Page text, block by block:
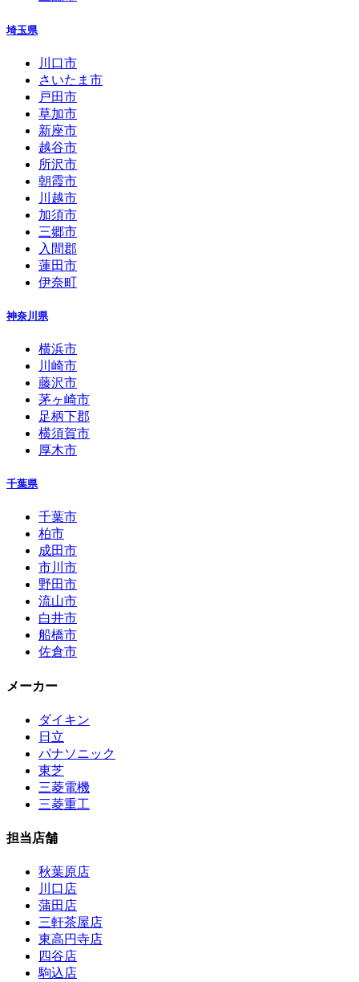
埼玉県
川口市
さいたま市
戸田市
草加市
新座市
越谷市
所沢市
朝霞市
川越市
加須市
三郷市
入間郡
蓮田市
伊奈町
神奈川県
横浜市
川崎市
藤沢市
茅ヶ崎市
足柄下郡
横須賀市
厚木市
千葉県
千葉市
柏市
成田市
市川市
野田市
流山市
白井市
船橋市
佐倉市
メーカー
ダイキン
日立
パナソニック
東芝
三菱電機
三菱重工
担当店舗
秋葉原店
川口店
蒲田店
三軒茶屋店
東高円寺店
四谷店
駒込店